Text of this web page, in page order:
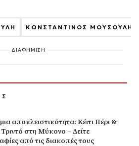
ΚΩΝΣΤΑΝΤΙΝΟΣ ΜΟΥΣΟΥΛΗΣ
ΔΙΑΦΗΜΙΣΗ
αποκλειστικότητα: Κέιτι Πέρι &
στη Μύκονο – Δείτε
από τις διακοπές τους